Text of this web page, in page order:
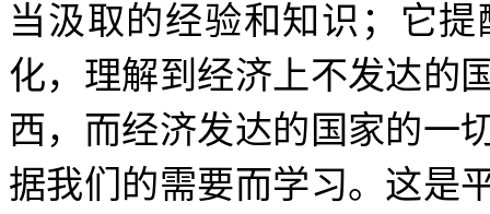
当汲取的经验和知识；它
化，理解到经济上不发达的
西，而经济发达的国家的一
据我们的需要而学习。这是